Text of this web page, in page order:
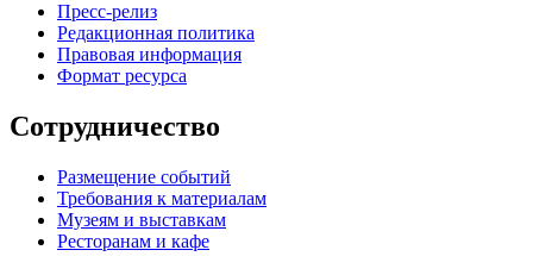
Пресс-релиз
Редакционная политика
Правовая информация
Формат ресурса
Сотрудничество
Размещение событий
Требования к материалам
Музеям и выставкам
Ресторанам и кафе